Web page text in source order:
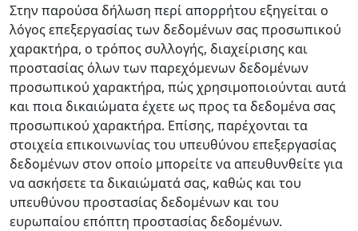
Στην παρούσα δήλωση περί απορρήτου εξηγείται ο
λόγος επεξεργασίας των δεδομένων σας προσωπικού
χαρακτήρα, ο τρόπος συλλογής, διαχείρισης και
προστασίας όλων των παρεχόμενων δεδομένων
προσωπικού χαρακτήρα, πώς χρησιμοποιούνται αυτά
και ποια δικαιώματα έχετε ως προς τα δεδομένα σας
προσωπικού χαρακτήρα. Επίσης, παρέχονται τα
στοιχεία επικοινωνίας του υπευθύνου επεξεργασίας
δεδομένων στον οποίο μπορείτε να απευθυνθείτε για
να ασκήσετε τα δικαιώματά σας, καθώς και του
υπευθύνου προστασίας δεδομένων και του
ευρωπαίου επόπτη προστασίας δεδομένων.